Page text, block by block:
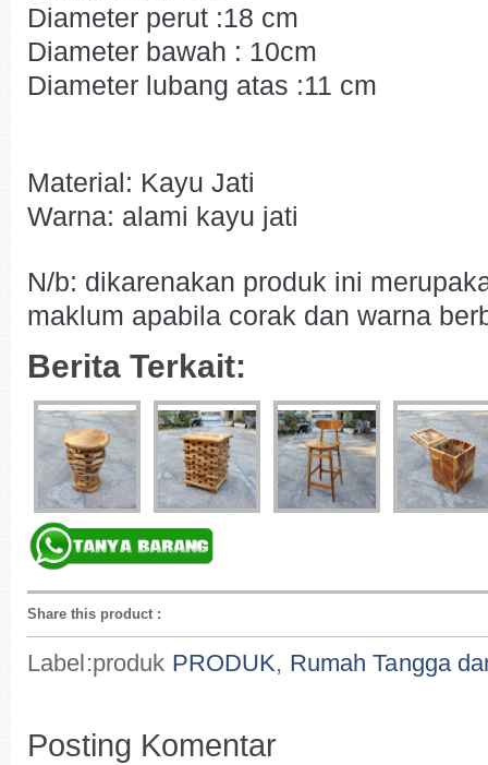
Diameter perut :18 cm
Diameter bawah : 10cm
Diameter lubang atas :11 cm
Material: Kayu Jati
Warna: alami kayu jati
N/b: dikarenakan produk ini
maklum apabila corak dan warna
Berita Terkait:
Share this product :
Label:produk PRODUK, Rumah Tangga
Posting Komentar